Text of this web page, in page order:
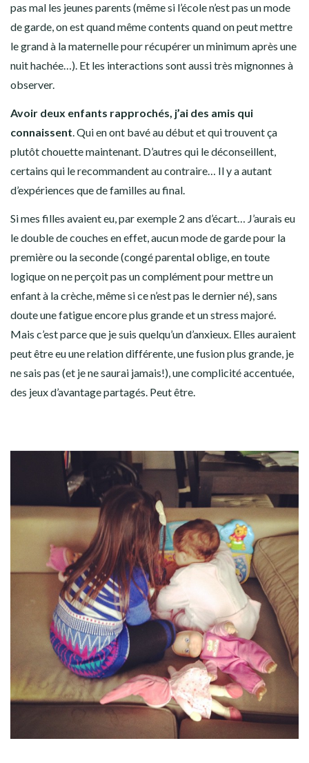
pas mal les jeunes parents (même si l’école n’est pas un mode
de garde, on est quand même contents quand on peut mettre
le grand à la maternelle pour récupérer un minimum après une
nuit hachée…). Et les interactions sont aussi très mignonnes à
observer.
Avoir deux enfants rapprochés, j’ai des amis qui
connaissent. Qui en ont bavé au début et qui trouvent ça
plutôt chouette maintenant. D’autres qui le déconseillent,
certains qui le recommandent au contraire… Il y a autant
d’expériences que de familles au final.
Si mes filles avaient eu, par exemple 2 ans d’écart… J’aurais eu
le double de couches en effet, aucun mode de garde pour la
première ou la seconde (congé parental oblige, en toute
logique on ne perçoit pas un complément pour mettre un
enfant à la crèche, même si ce n’est pas le dernier né), sans
doute une fatigue encore plus grande et un stress majoré.
Mais c’est parce que je suis quelqu’un d’anxieux. Elles auraient
peut être eu une relation différente, une fusion plus grande, je
ne sais pas (et je ne saurai jamais!), une complicité accentuée,
des jeux d’avantage partagés. Peut être.